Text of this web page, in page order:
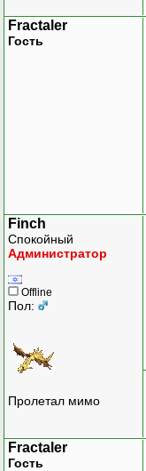
Fractaler
Гость
Finch
Спокойный
Администратор
Offline
Пол:
Пролетал мимо
Fractaler
Гость